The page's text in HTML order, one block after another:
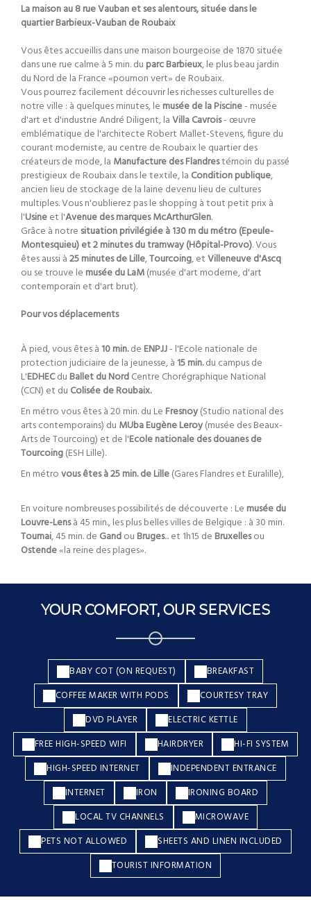
La maison au 8 rue Vauban et ses alentours, située dans le
quartier Barbieux-Vauban de Roubaix
Vous êtes accueillis dans une maison bourgeoise de 1870 située
dans une rue calme à 5 min. du parc Barbieux, le plus beau jardin
du Nord de la France «poumon vert» de Roubaix.
Vous pourrez facilement découvrir les richesses culturelles de
notre ville : à quelques minutes, le musée de la Piscine- musée
d'art et d'industrie André Diligent, laVilla Cavrois- œuvre
emblématique de l'architecte Robert Mallet-Stevens, figure du
courant moderniste, au centre de Roubaix le quartier des
créateurs de mode, la Manufacture des Flandrestémoin du passé
prestigieux de Roubaix dans le textile, la Condition publique,
ancien lieu de stockage de la laine devenu lieu de cultures
multiples. Vous n'oublierez pas le shopping à tout petit prix à
l'Usineet l'Avenue des marques McArthurGlen.
Grâce à notre situation privilégiée à 130 m du métro (Epeule-
Montesquieu) et 2 minutes du tramway (Hôpital-Provo). Vous
êtes aussi à25 minutes de Lille,Tourcoing, etVilleneuve d'Ascq
ou se trouve le musée du LaM(musée d'art moderne, d'art
contemporain et d'art brut).
Pour vos déplacements
À pied, vous êtes à 10 min.de ENPJJ- l'Ecole nationale de
protection judiciaire de la jeunesse, à 15 min.du campus de
L'EDHECdu Ballet du NordCentre Chorégraphique National
(CCN) et du Colisée de Roubaix.
En métro vous êtes à 20 min. du Le Fresnoy(Studio national des
arts contemporains) du MUba Eugène Leroy(musée des Beaux-
Arts de Tourcoing) et de l'Ecole nationale des douanes de
Tourcoing(ESH Lille).
En métrovous êtes à 25 min. de Lille(Gares Flandres et Euralille),
En voiture nombreuses possibilités de découverte : Le musée du
Louvre-Lensà 45 min., les plus belles villes de Belgique : à 30 min.
Tournai, 45 min. de Gandou Bruges... et 1h15 de Bruxellesou
Ostende«la reine des plages».
YOUR COMFORT, OUR SERVICES
BABY COT (ON REQUEST)
BREAKFAST
COFFEE MAKER WITH PODS
COURTESY TRAY
DVD PLAYER
ELECTRIC KETTLE
FREE HIGH-SPEED WIFI
HAIRDRYER
HI-FI SYSTEM
HIGH-SPEED INTERNET
INDEPENDENT ENTRANCE
INTERNET
IRON
IRONING BOARD
LOCAL TV CHANNELS
MICROWAVE
PETS NOT ALLOWED
SHEETS AND LINEN INCLUDED
TOURIST INFORMATION